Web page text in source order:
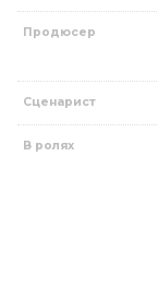
Продюсер
Сценарист
В ролях